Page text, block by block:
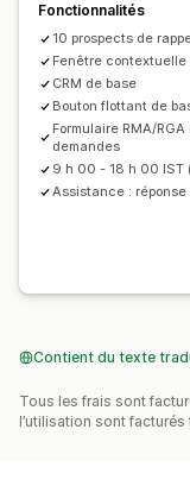
Fonctionnalités
10 prospects de
Fenêtre contextuelle
CRM de base
Bouton flottant de
Formulaire RMA/
demandes
9 h 00 - 18 h 00 IST
Assistance :
Contient du texte
Tous les frais sont
l’utilisation sont